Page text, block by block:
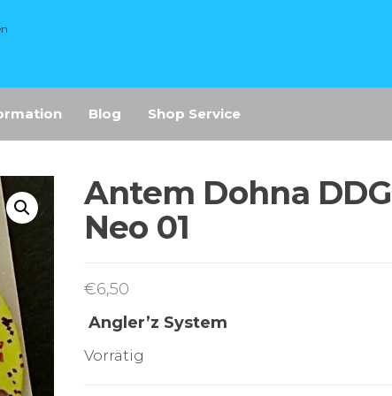
Blog Shop Service
Antem Dohna DDG
Neo 01
€6,50
Angler’z System
Vorrätig